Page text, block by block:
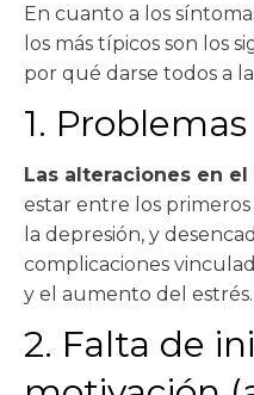
En cuanto a los
los más típicos son los
por qué darse todos a
1.
Las alteraciones en
estar entre los
la depresión, y
complicaciones
y el aumento del estrés.
2. Falta de